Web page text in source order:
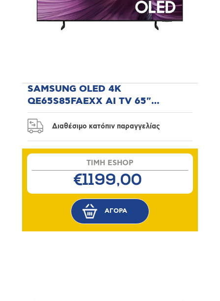
SAMSUNG OLED 4K
QE65S85FAEXX AI TV 65"
Τηλεόραση
Διαθέσιμο κατόπιν παραγγελίας
TIMH ESHOP
€1199,00